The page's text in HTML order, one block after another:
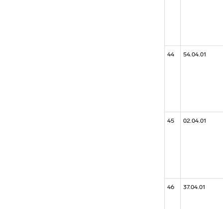
44 54.04.01
45 02.04.01
46 37.04.01